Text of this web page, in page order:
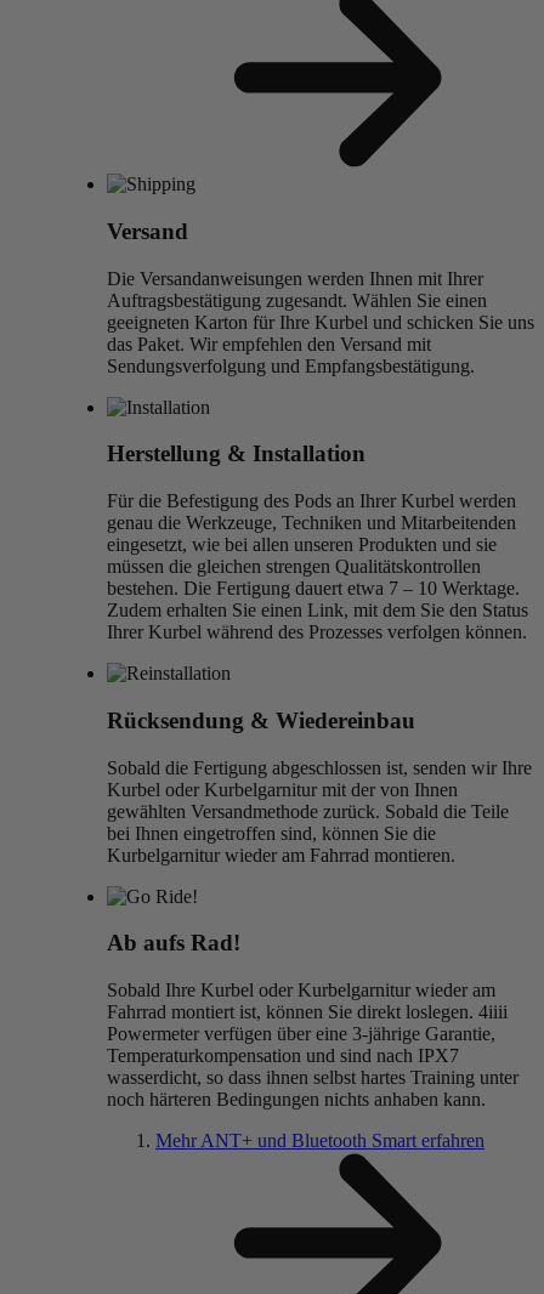
Versand
Die Versandanweisungen werden Ihnen mit Ihrer
Auftragsbestätigung zugesandt. Wählen Sie einen
geeigneten Karton für Ihre Kurbel und schicken Sie uns
das Paket. Wir empfehlen den Versand mit
Sendungsverfolgung und Empfangsbestätigung.
Herstellung & Installation
Für die Befestigung des Pods an Ihrer Kurbel werden
genau die Werkzeuge, Techniken und Mitarbeitenden
eingesetzt, wie bei allen unseren Produkten und sie
müssen die gleichen strengen Qualitätskontrollen
bestehen. Die Fertigung dauert etwa 7 – 10 Werktage.
Zudem erhalten Sie einen Link, mit dem Sie den Status
Ihrer Kurbel während des Prozesses verfolgen können.
Rücksendung & Wiedereinbau
Sobald die Fertigung abgeschlossen ist, senden wir Ihre
Kurbel oder Kurbelgarnitur mit der von Ihnen
gewählten Versandmethode zurück. Sobald die Teile
bei Ihnen eingetroffen sind, können Sie die
Kurbelgarnitur wieder am Fahrrad montieren.
Ab aufs Rad!
Sobald Ihre Kurbel oder Kurbelgarnitur wieder am
Fahrrad montiert ist, können Sie direkt loslegen. 4iiii
Powermeter verfügen über eine 3-jährige Garantie,
Temperaturkompensation und sind nach IPX7
wasserdicht, so dass ihnen selbst hartes Training unter
noch härteren Bedingungen nichts anhaben kann.
Mehr ANT+ und Bluetooth Smart erfahren